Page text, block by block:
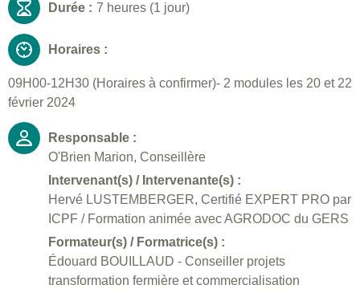
Durée : 7 heures (1 jour)
Horaires :
09H00-12H30 (Horaires à confirmer)- 2 modules les 20 et 22
février 2024
Responsable :
O'Brien Marion, Conseillère
Intervenant(s) / Intervenante(s) :
Hervé LUSTEMBERGER, Certifié EXPERT PRO par
ICPF / Formation animée avec AGRODOC du GERS
Formateur(s) / Formatrice(s) :
Édouard BOUILLAUD - Conseiller projets
transformation fermière et commercialisation